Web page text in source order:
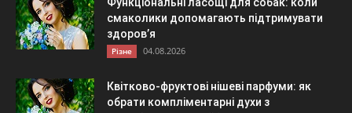
смаколики допомагають підтримувати
здоров’я
Різне 04.08.2026
Квітково-фруктові нішеві парфуми: як
обрати компліментарні духи з